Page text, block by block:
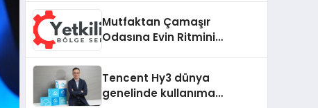
Mutfaktan Çamaşır
Odasına Evin Ritmini
Destek Deneyimi
Tencent Hy3 dünya
genelinde kullanıma